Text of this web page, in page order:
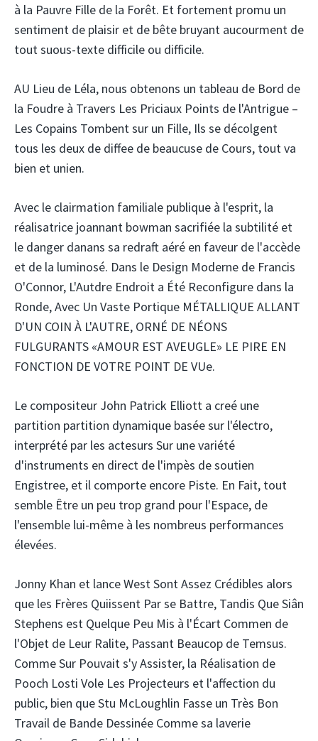
à la Pauvre Fille de la Forêt. Et fortement promu un
sentiment de plaisir et de bête bruyant aucourment de
tout suous-texte difficile ou difficile.
AU Lieu de Léla, nous obtenons un tableau de Bord de
la Foudre à Travers Les Priciaux Points de l'Antrigue –
Les Copains Tombent sur un Fille, Ils se décolgent
tous les deux de diffee de beaucuse de Cours, tout va
bien et unien.
Avec le clairmation familiale publique à l'esprit, la
réalisatrice joannant bowman sacrifiée la subtilité et
le danger danans sa redraft aéré en faveur de l'accède
et de la luminosé. Dans le Design Moderne de Francis
O'Connor, L'Autdre Endroit a Été Reconfigure dans la
Ronde, Avec Un Vaste Portique MÉTALLIQUE ALLANT
D'UN COIN À L'AUTRE, ORNÉ DE NÉONS
FULGURANTS «AMOUR EST AVEUGLE» LE PIRE EN
FONCTION DE VOTRE POINT DE VUe.
Le compositeur John Patrick Elliott a creé une
partition partition dynamique basée sur l'électro,
interprété par les actesurs Sur une variété
d'instruments en direct de l'impès de soutien
Engistree, et il comporte encore Piste. En Fait, tout
semble Être un peu trop grand pour l'Espace, de
l'ensemble lui-même à les nombreus performances
élevées.
Jonny Khan et lance West Sont Assez Crédibles alors
que les Frères Quiissent Par se Battre, Tandis Que Siân
Stephens est Quelque Peu Mis à l'Écart Commen de
l'Objet de Leur Ralite, Passant Beaucop de Temsus.
Comme Sur Pouvait s'y Assister, la Réalisation de
Pooch Losti Vole Les Projecteurs et l'affection du
public, bien que Stu McLoughlin Fasse un Très Bon
Travail de Bande Dessinée Comme sa laverie